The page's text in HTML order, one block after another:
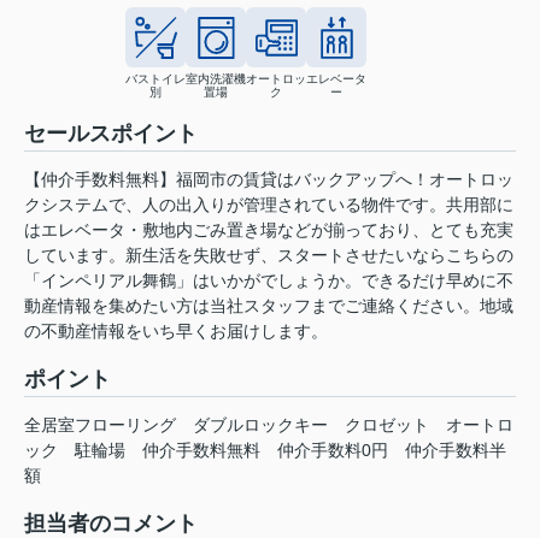
バストイレ
別
室内洗濯機
置場
オートロッ
ク
エレベータ
ー
セールスポイント
【仲介手数料無料】福岡市の賃貸はバックアップへ！オートロッ
クシステムで、人の出入りが管理されている物件です。共用部に
はエレベータ・敷地内ごみ置き場などが揃っており、とても充実
しています。新生活を失敗せず、スタートさせたいならこちらの
「インペリアル舞鶴」はいかがでしょうか。できるだけ早めに不
動産情報を集めたい方は当社スタッフまでご連絡ください。地域
の不動産情報をいち早くお届けします。
ポイント
全居室フローリング ダブルロックキー クロゼット
オートロ
ック
駐輪場 仲介手数料無料 仲介手数料0円
仲介手数料半
額
担当者のコメント